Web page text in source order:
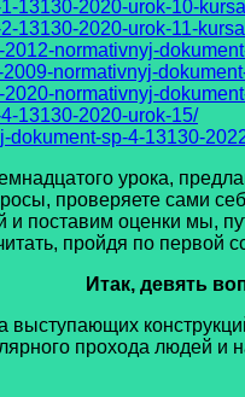
13130-2020-urok-10-
13130-2020-urok-11-
normativnyj-
normativnyj-
normativnyj-
13130-2020-urok-15/
dokument-sp-4-13130-
урока,
проверяете сами
и поставим оценки мы,
пройдя по первой
Итак, девять
прохода людей и